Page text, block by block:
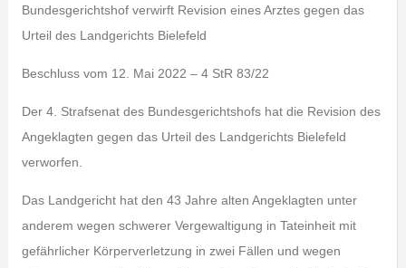
Bundesgerichtshof verwirft Revision eines Arztes gegen das
Urteil des Landgerichts Bielefeld
Beschluss vom 12. Mai 2022 – 4 StR 83/22
Der 4. Strafsenat des Bundesgerichtshofs hat die Revision des
Angeklagten gegen das Urteil des Landgerichts Bielefeld
verworfen.
Das Landgericht hat den 43 Jahre alten Angeklagten unter
anderem wegen schwerer Vergewaltigung in Tateinheit mit
gefährlicher Körperverletzung in zwei Fällen und wegen